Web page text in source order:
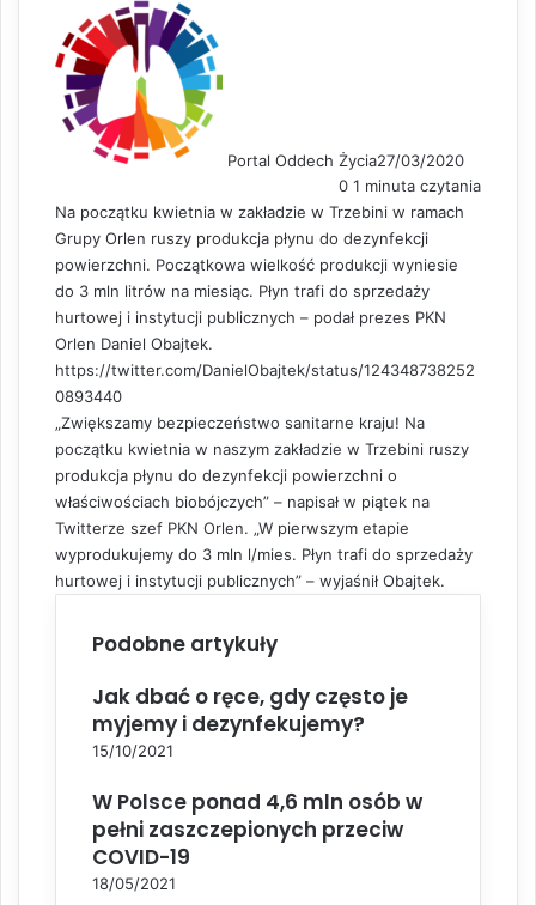
Portal Oddech Życia27/03/2020
0 1 minuta czytania
Na początku kwietnia w zakładzie w Trzebini w ramach
Grupy Orlen ruszy produkcja płynu do dezynfekcji
powierzchni. Początkowa wielkość produkcji wyniesie
do 3 mln litrów na miesiąc. Płyn trafi do sprzedaży
hurtowej i instytucji publicznych – podał prezes PKN
Orlen Daniel Obajtek.
https://twitter.com/DanielObajtek/status/124348738252
0893440
„Zwiększamy bezpieczeństwo sanitarne kraju! Na
początku kwietnia w naszym zakładzie w Trzebini ruszy
produkcja płynu do dezynfekcji powierzchni o
właściwościach biobójczych” – napisał w piątek na
Twitterze szef PKN Orlen. „W pierwszym etapie
wyprodukujemy do 3 mln l/mies. Płyn trafi do sprzedaży
hurtowej i instytucji publicznych” – wyjaśnił Obajtek.
Podobne artykuły
Jak dbać o ręce, gdy często je
myjemy i dezynfekujemy?
15/10/2021
W Polsce ponad 4,6 mln osób w
pełni zaszczepionych przeciw
COVID-19
18/05/2021